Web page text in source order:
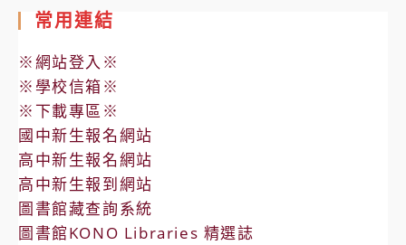
常用連結
※網站登入※
※學校信箱※
※下載專區※
國中新生報名網站
高中新生報名網站
高中新生報到網站
圖書館藏查詢系統
圖書館KONO Libraries 精選誌